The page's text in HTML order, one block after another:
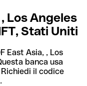
Los Angeles
Stati Uniti
East Asia, , Los
banca usa
il codice